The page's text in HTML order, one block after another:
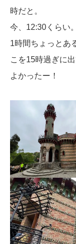
時だと。
今、12:30くらい。
1時間ちょっとあ
こを15時過ぎに
よかったー！